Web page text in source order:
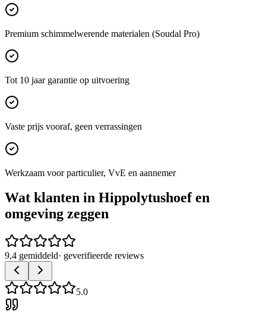
Premium schimmelwerende materialen (Soudal Pro)
Tot 10 jaar garantie op uitvoering
Vaste prijs vooraf, geen verrassingen
Werkzaam voor particulier, VvE en aannemer
Wat klanten in Hippolytushoefen
omgeving zeggen
9,4 gemiddeld· geverifieerde reviews
5.0